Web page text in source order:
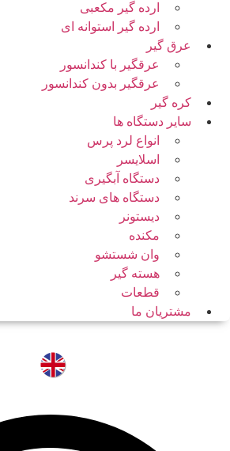
ارده گیر مکعبی
ارده گیر استوانه ای
عرق گیر
عرقگیر با کندانسور
عرقگیر بدون کندانسور
کره گیر
سایر دستگاه ها
انواع لرد پرس
اسلایسر
دستگاه آبگیری
دستگاه های سرند
دیستونر
مکنده
وان شستشو
هسته گیر
قطعات
مشتریان ما